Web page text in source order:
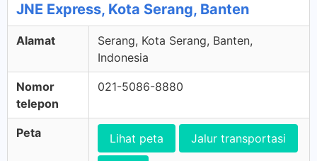
JNE Express, Kota Serang, Banten
Alamat
Serang, Kota Serang, Banten,
Indonesia
Nomor
telepon
021-5086-8880
Peta Lihat peta Jalur transportasi